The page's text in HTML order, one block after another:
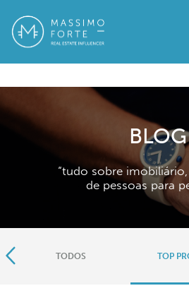
BLOG
“tudo sobre
de pessoas para
TODOS TOP